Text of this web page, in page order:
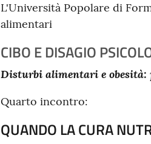
L'Università Popolare di
alimentari
CIBO E DISAGIO
Disturbi alimentari e obesità:
Quarto incontro:
QUANDO LA CURA